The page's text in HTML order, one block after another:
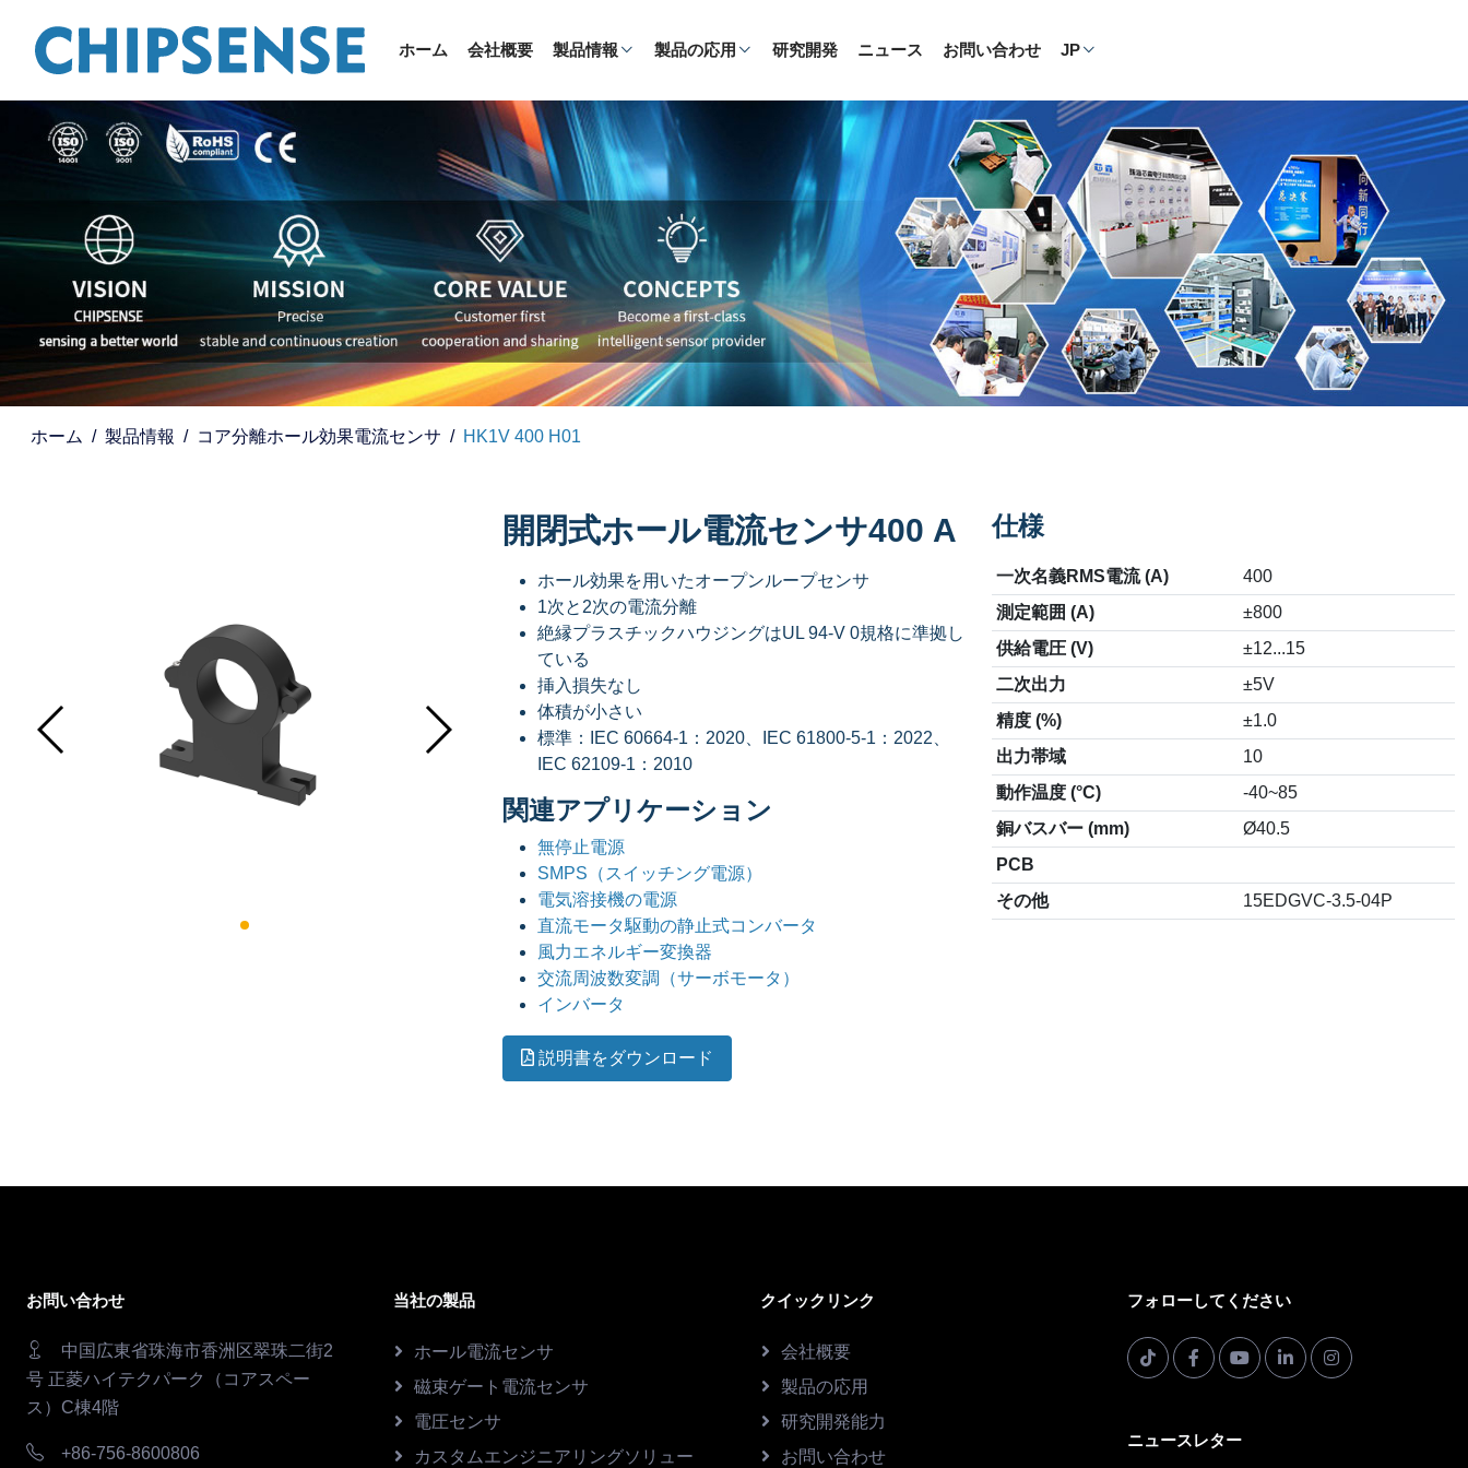
ホーム 会社概要 製品情報 製品の応用 研究開発 ニュース お問い合わせ JP
ホーム 製品情報 コア分離ホール効果電流センサ HK1V 400 H01
開閉式ホール電流センサ400 A
ホール効果を用いたオープンループセンサ
1次と2次の電流分離
絶縁プラスチックハウジングはUL 94-V 0規格に準拠し
ている
挿入損失なし
体積が小さい
標準：IEC 60664-1：2020、IEC 61800-5-1：2022、
IEC 62109-1：2010
関連アプリケーション
無停止電源
SMPS（スイッチング電源）
電気溶接機の電源
直流モータ駆動の静止式コンバータ
風力エネルギー変換器
交流周波数変調（サーボモータ）
インバータ
説明書をダウンロード
仕様
一次名義RMS電流 (A)
400
測定範囲 (A)
±800
供給電圧 (V)
±12...15
二次出力
±5V
精度 (%)
±1.0
出力帯域
10
動作温度 (°C)
-40~85
銅バスバー (mm)
Ø40.5
PCB
その他
15EDGVC-3.5-04P
お問い合わせ
中国広東省珠海市香洲区翠珠二街2
号 正菱ハイテクパーク（コアスペー
ス）C棟4階
+86-756-8600806
当社の製品
ホール電流センサ
磁束ゲート電流センサ
電圧センサ
カスタムエンジニアリングソリュー
クイックリンク
会社概要
製品の応用
研究開発能力
お問い合わせ
フォローしてください
ニュースレター